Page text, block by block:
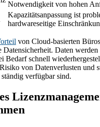
Notwendigkeit von hohen
Kapazitätsanpassung ist
hardwareseitige
von Cloud-basierten
Datensicherheit. Daten
Bedarf schnell
von Datenverlusten und
verfügbar sind.